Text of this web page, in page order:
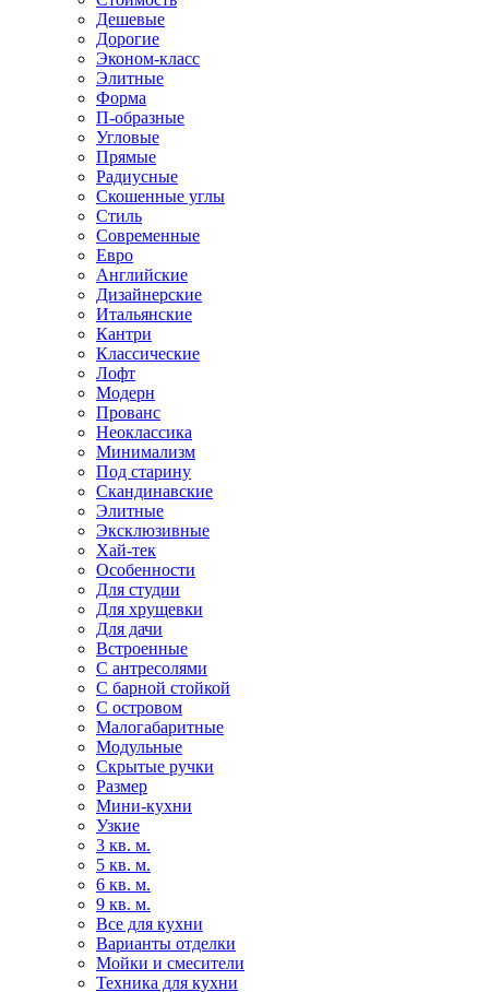
Дешевые
Дорогие
Эконом-класс
Элитные
Форма
П-образные
Угловые
Прямые
Радиусные
Скошенные углы
Стиль
Современные
Евро
Английские
Дизайнерские
Итальянские
Кантри
Классические
Лофт
Модерн
Прованс
Неоклассика
Минимализм
Под старину
Скандинавские
Элитные
Эксклюзивные
Хай-тек
Особенности
Для студии
Для хрущевки
Для дачи
Встроенные
С антресолями
С барной стойкой
С островом
Малогабаритные
Модульные
Скрытые ручки
Размер
Мини-кухни
Узкие
3 кв. м.
5 кв. м.
6 кв. м.
9 кв. м.
Все для кухни
Варианты отделки
Мойки и смесители
Техника для кухни